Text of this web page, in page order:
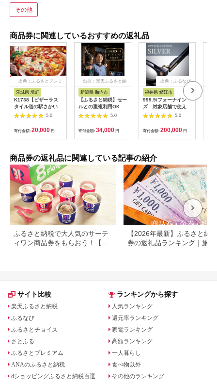
その他
商品券に関連しているおすすめの返礼品
出典：ふるさとプレミ
茨城県 境町
K1738【ピザーラス
タイル道の駅さかい店
限定】ピザーラ利用券
(6,000円相当)
5.0
寄付金額: 20,000 円
出典：楽天ふるさと納
新潟県 胎内市
【ふるさと納税】セー
ルとの重複利用OK
10,000円相当オーダ
ーシャツお仕立券【ビ
ッグヴィジョン】
5.0
寄付金額: 34,000 円
出典：ふるなび
福井県 鯖江市
999.9/フォーナイン
ズ 対象店舗で使える
眼鏡引換券（6万円相
当）Silver np m [N-
5.0
寄付金額: 200,000 円
商品券の返礼品に関連している記事の紹介
ふるさと納税で大人気のサーテ
ィワン商品券をもらおう！【静
【2026年最新】ふるさと納
券の返礼品ランキング｜旅行
サイト比較
楽天ふるさと納税
ふるなび
ふるさとチョイス
さとふる
ふるさとプレミアム
ANAのふるさと納税
dショッピングふるさと納税百選
ランキングから探す
人気ランキング
還元率ランキング
家電ランキング
高額ランキング
一人暮らし
食べ物以外
その他のランキング